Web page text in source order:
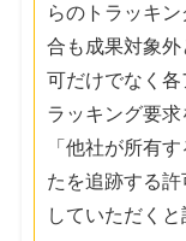
らのトラッキ
合も成果対象
可だけでなく
ラッキング要求
「他社が所有
たを追跡する
していただく